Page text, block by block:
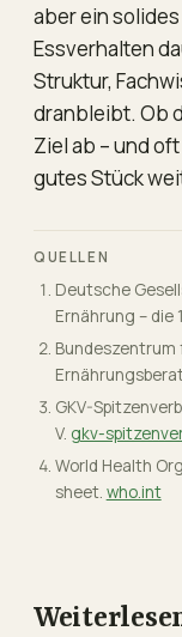
aber ein
Essverhalten
Struktur,
dranbleibt. Ob
Ziel ab – und
gutes Stück
QUELLEN
Deutsche
Ernährung – die
Bundeszentrum
GKV-
V. gkv-
World Health
sheet. who.int